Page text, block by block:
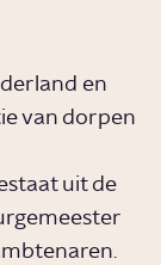
en
van dorpen
uit de